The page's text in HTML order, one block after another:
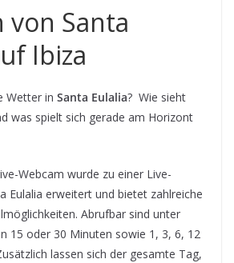
von Santa
Ibiza
Wetter in Santa Eulalia? Wie sieht
was spielt sich gerade am Horizont
Webcam wurde zu einer Live-
Eulalia erweitert und bietet zahlreiche
Abrufbar sind unter
15 oder 30 Minuten sowie 1, 3, 6, 12
lassen sich der gesamte Tag,